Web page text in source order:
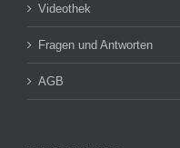
Videothek
Fragen und Antworten
AGB